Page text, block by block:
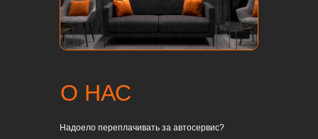
Надоело переплачивать за автосервис?
О НАС